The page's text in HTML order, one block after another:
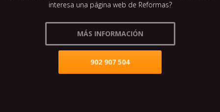
interesa una página web de Reformas?
MÁS INFORMACIÓN
902 907 504